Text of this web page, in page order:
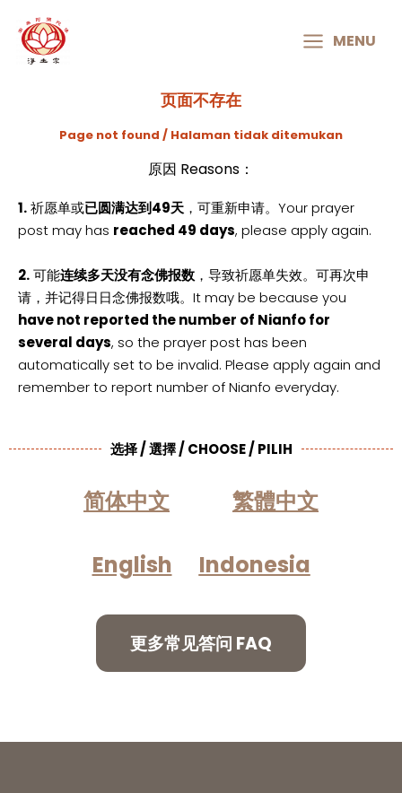
MENU
MENU
页面不存在
Page not found / Halaman tidak ditemukan
原因 Reasons：
1.祈愿单或已圆满达到49天 ，可重新申请。Your prayer
post may has reached 49 days, please apply again.
2.可能连续多天没有念佛报数 ，导致祈愿单失效。可再次申
请，并记得日日念佛报数哦。It may be because you
have not reported the number of Nianfo for
several days, so the prayer post has been
automatically set to be invalid. Please apply again and
remember to report number of Nianfo everyday.
选择 / 選擇 / CHOOSE / PILIH
简体中文 繁體中文
English Indonesia
更多常见答问 FAQ